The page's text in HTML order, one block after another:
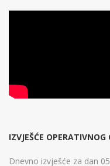
IZVJEŠĆE OPERATIVNOG
Dnevno izvješće za dan